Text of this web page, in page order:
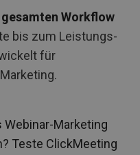
Workflow
bis zum Leistungs-
für
Marketing
Teste ClickMeeting